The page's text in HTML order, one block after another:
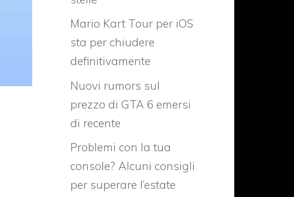
Mario Kart Tour per iOS
sta per chiudere
definitivamente
Nuovi rumors sul
prezzo di GTA 6 emersi
di recente
Problemi con la tua
console? Alcuni consigli
per superare l’estate